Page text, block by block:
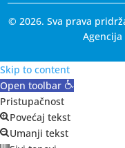
© 2026. Sva prava
Skip to content
Open toolbar
Pristupačnost
Povećaj tekst
Umanji tekst